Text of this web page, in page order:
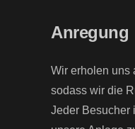
Anregung
Wir erholen uns
sodass wir die
Jeder Besucher